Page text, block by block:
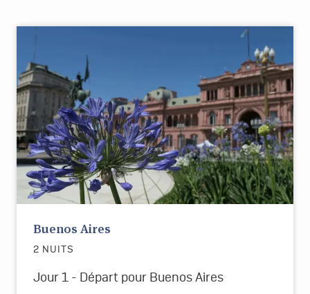
Buenos Aires
2 NUITS
Jour 1 - Départ pour Buenos Aires